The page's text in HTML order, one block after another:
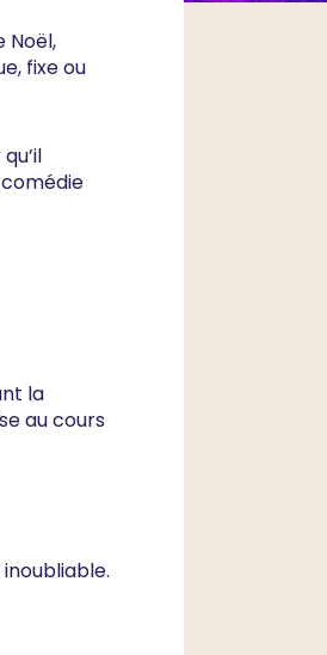
Noël,
fixe ou
la
au cours